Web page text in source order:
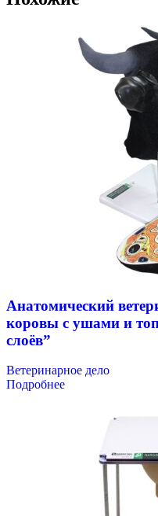
Анатомический
коровы с ушами и
слоёв”
Ветеринарное дело
Подробнее